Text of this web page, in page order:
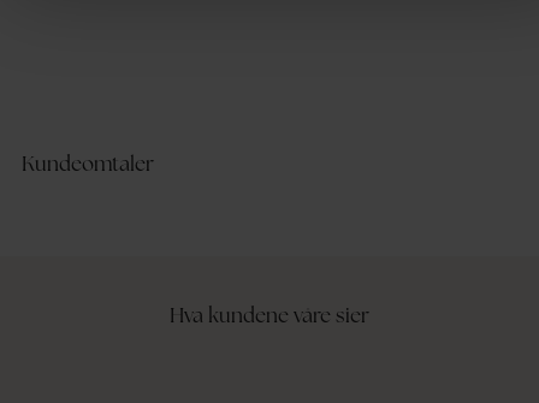
Kundeomtaler
Hva kundene våre sier